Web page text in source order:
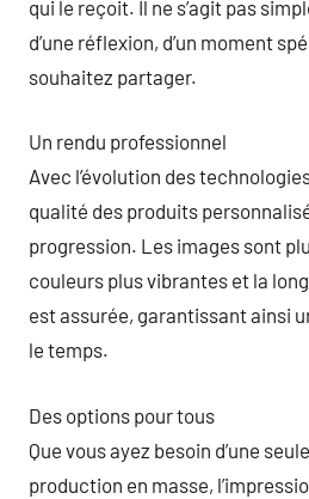
qui le reçoit. Il ne s’agit pas
d’une réflexion, d’un moment
souhaitez partager.
Un rendu professionnel
Avec l’évolution des
qualité des produits
progression. Les images sont
couleurs plus vibrantes et la
est assurée, garantissant ainsi
le temps.
Des options pour tous
Que vous ayez besoin d’une
production en masse,